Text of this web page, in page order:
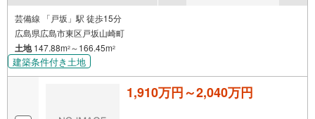
芸備線 「戸坂」駅 徒歩15分
広島県広島市東区戸坂山崎町
土地147.88m2 ～166.45m2
建築条件付き土地
1,910万円～2,040万円